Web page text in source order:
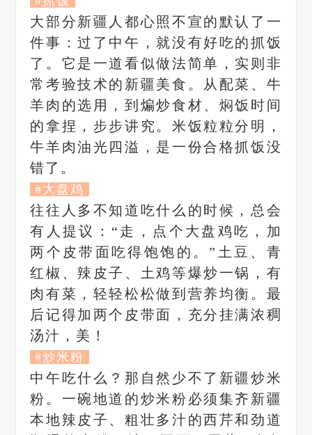
大部分新疆人都心照不宣的默认了一
件事：过了中午，就没有好吃的抓饭
了。它是一道看似做法简单，实则非
常考验技术的新疆美食。 从配菜、牛
羊肉的选用，到煸炒食材、焖饭时间
的拿捏，步步讲究。米饭粒粒分明，
牛羊肉油光四溢，是一份合格抓饭没
错了。
#大盘鸡
往往人多不知道吃什么的时候，总会
有人提议：“走，点个大盘鸡吃，加
两个皮带面吃得饱饱的。” 土豆、青
红椒、辣皮子、土鸡等爆炒一锅，有
肉有菜，轻轻松松做到营养均衡。最
后记得加两个皮带面，充分挂满浓稠
汤汁，美！
#炒米粉
中午吃什么？那自然少不了新疆炒米
粉。一碗地道的炒米粉必须集齐新疆
本地辣皮子、粗壮多汁的西芹和劲道